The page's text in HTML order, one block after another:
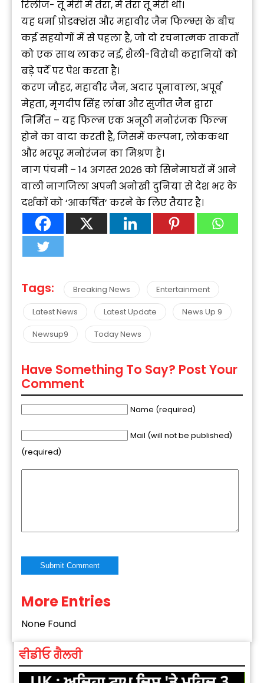
रिलीज- तू मेरी मैं तेरा, मैं तेरा तू मेरी थी।
यह धर्मा प्रोडक्शंस और महावीर जैन फिल्म्स के बीच
कई सहयोगों में से पहला है, जो दो रचनात्मक ताकतों
को एक साथ लाकर नई, शैली-विरोधी कहानियों को
बड़े पर्दे पर पेश करता है।
करण जौहर, महावीर जैन, अदार पूनावाला, अपूर्व
मेहता, मृगदीप सिंह लांबा और सुजीत जैन द्वारा
निर्मित – यह फिल्म एक अनूठी मनोरंजक फिल्म
होने का वादा करती है, जिसमें कल्पना, लोककथा
और भरपूर मनोरंजन का मिश्रण है।
नाग पंचमी – 14 अगस्त 2026 को सिनेमाघरों में आने
वाली नागजिला अपनी अनोखी दुनिया से देश भर के
दर्शकों को ‘आकर्षित’ करने के लिए तैयार है।
Tags: Breaking News
Entertainment
Latest News
Latest Update
News Up 9
Newsup9
Today News
Have Something To Say? Post Your
Comment
Name (required)
Mail (will not be published)
(required)
Alternative:
More Entries
None Found
ਵੀਡੀਓ ਗੈਲਰੀ